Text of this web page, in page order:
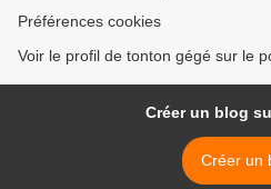
Préférences cookies
Voir le profil de tonton gégé sur le
Créer un blog
Créer un